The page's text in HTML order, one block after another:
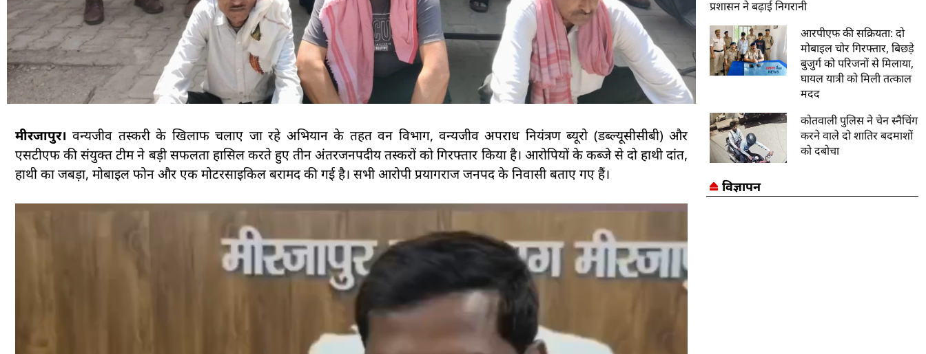
मीरजापुर।वन्यजीव तस्करी के खिलाफ चलाए जा रहे अभियान के तहत वन विभाग, वन्यजीव अपराध नियंत्रण ब्यूरो (डब्ल्यूसीसीबी) और
एसटीएफ की संयुक्त टीम ने बड़ी सफलता हासिल करते हुए तीन अंतरजनपदीय तस्करों को गिरफ्तार किया है। आरोपियों के कब्जे से दो हाथी दांत,
हाथी का जबड़ा, मोबाइल फोन और एक मोटरसाइकिल बरामद की गई है। सभी आरोपी प्रयागराज जनपद के निवासी बताए गए हैं।
प्रशासन ने बढ़ाई निगरानी
आरपीएफ की सक्रियता: दो
मोबाइल चोर गिरफ्तार, बिछड़े
बुजुर्ग को परिजनों से मिलाया,
घायल यात्री को मिली तत्काल
मदद
कोतवाली पुलिस ने चेन स्नैचिंग
करने वाले दो शातिर बदमाशों
को दबोचा
विज्ञापन